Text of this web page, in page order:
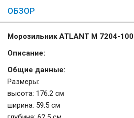
ОБЗОР
Морозильник ATLANT М 7204-100
Описание:
Общие данные:
Размеры:
высота: 176.2 см
ширина: 59.5 см